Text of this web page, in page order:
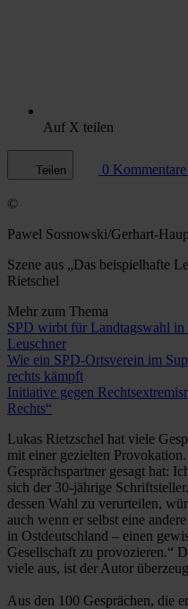
Auf X teilen
Teilen 0 Kommentare
©
Pawel Sosnowski/Gerhart-
Szene aus „Das beispielhafte
Rietschel
Mehr zum Thema
SPD wirbt für Landtagswahl
Leuschner
Wie ein SPD-Ortsverein im
rechts kämpft
Initiative gegen
Rechts“
Lukas Rietzschel hat viele
mit einer gezielten
Gesprächspartner gesagt hat:
sich der 30-jährige
dessen Wahl zu verurteilen,
auch wenn er selbst eine
in Ostdeutschland – einen
Gesellschaft zu provozieren.“
viele aus, ist der Autor
Aus den 100 Gesprächen, die